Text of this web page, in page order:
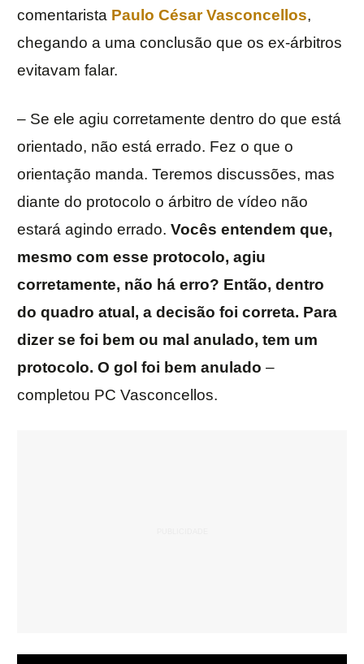
comentarista Paulo César Vasconcellos,
chegando a uma conclusão que os ex-árbitros
evitavam falar.
– Se ele agiu corretamente dentro do que está
orientado, não está errado. Fez o que o
orientação manda. Teremos discussões, mas
diante do protocolo o árbitro de vídeo não
estará agindo errado. Vocês entendem que,
mesmo com esse protocolo, agiu
corretamente, não há erro? Então, dentro
do quadro atual, a decisão foi correta. Para
dizer se foi bem ou mal anulado, tem um
protocolo. O gol foi bem anulado –
completou PC Vasconcellos.